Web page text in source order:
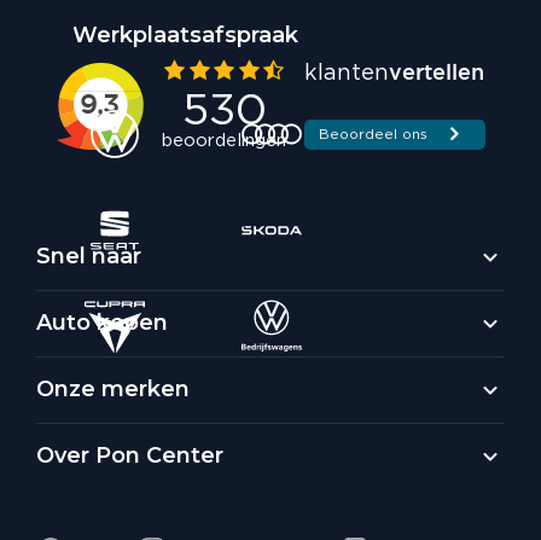
Werkplaatsafspraak
Snel naar
Auto kopen
Onze merken
Over Pon Center